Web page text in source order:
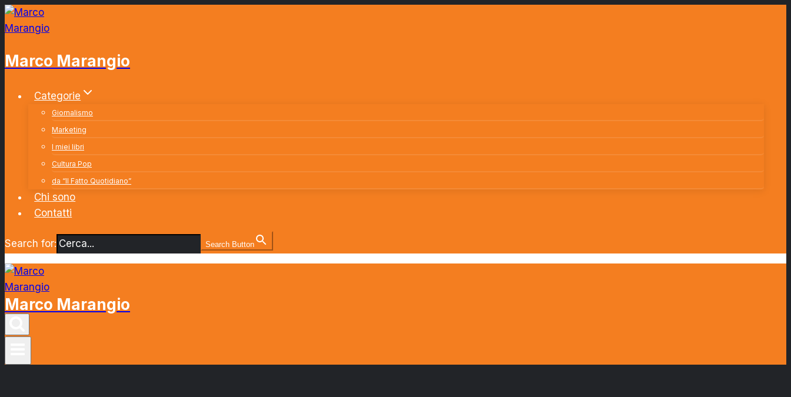
Salta
al
Marco Marangio
Categorie
Giornalismo
Marketing
I miei libri
Cultura Pop
da “Il Fatto Quotidiano”
Chi sono
Contatti
Search for: Search Button
Marco Marangio